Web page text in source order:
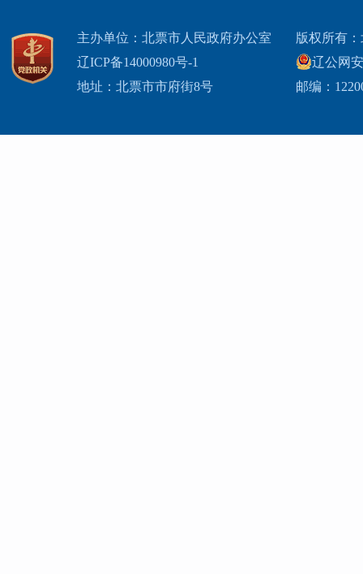
主办单位：北票市人民政府办公室
辽ICP备14000980号-1
地址：北票市市府街8号
版权所有
辽公网
邮编：